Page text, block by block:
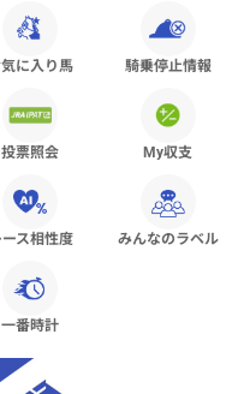
に入り馬 騎乗停止情報
投票照会 My収支
ース相性度 みんなのラベル
一番時計